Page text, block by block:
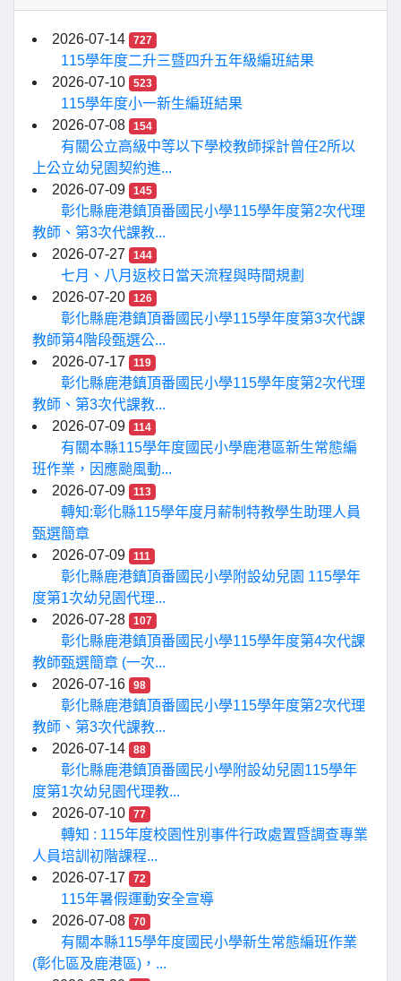
2026-07-14 727
115學年度二升三暨四升五年級編班結果
2026-07-10
523
115學年度小一新生編班結果
2026-07-08
154
有關公立高級中等以下學校教師採計曾任2所以
上公立幼兒園契約進...
2026-07-09
145
彰化縣鹿港鎮頂番國民小學115學年度第2次代理
教師、第3次代課教...
2026-07-27
144
七月、八月返校日當天流程與時間規劃
2026-07-20
126
彰化縣鹿港鎮頂番國民小學115學年度第3次代課
教師第4階段甄選公...
2026-07-17
119
彰化縣鹿港鎮頂番國民小學115學年度第2次代理
教師、第3次代課教...
2026-07-09
114
有關本縣115學年度國民小學鹿港區新生常態編
班作業，因應颱風動...
2026-07-09
113
轉知:彰化縣115學年度月薪制特教學生助理人員
甄選簡章
2026-07-09
111
彰化縣鹿港鎮頂番國民小學附設幼兒園 115學年
度第1次幼兒園代理...
2026-07-28
107
彰化縣鹿港鎮頂番國民小學115學年度第4次代課
教師甄選簡章 (一次...
2026-07-16
98
彰化縣鹿港鎮頂番國民小學115學年度第2次代理
教師、第3次代課教...
2026-07-14
88
彰化縣鹿港鎮頂番國民小學附設幼兒園115學年
度第1次幼兒園代理教...
2026-07-10
77
轉知 : 115年度校園性別事件行政處置暨調查專業
人員培訓初階課程...
2026-07-17
72
115年暑假運動安全宣導
2026-07-08
70
有關本縣115學年度國民小學新生常態編班作業
(彰化區及鹿港區)，...